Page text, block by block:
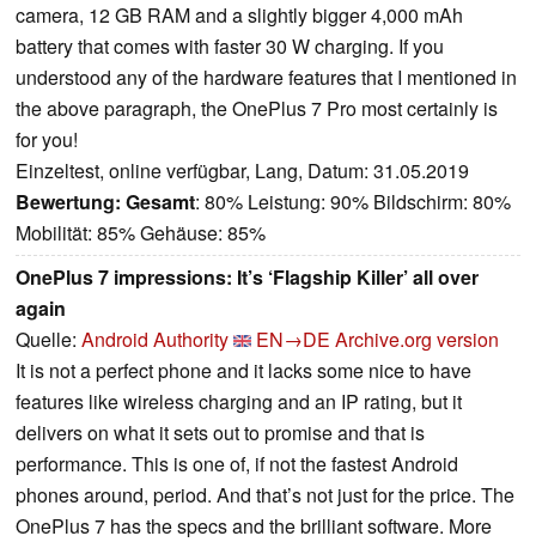
camera, 12 GB RAM and a slightly bigger 4,000 mAh
battery that comes with faster 30 W charging. If you
understood any of the hardware features that I mentioned in
the above paragraph, the OnePlus 7 Pro most certainly is
for you!
Einzeltest, online verfügbar, Lang, Datum: 31.05.2019
Bewertung: Gesamt: 80% Leistung: 90% Bildschirm: 80%
Mobilität: 85% Gehäuse: 85%
OnePlus 7 impressions: It’s ‘Flagship Killer’ all over
again
Quelle: Android Authority EN→DE Archive.org version
It is not a perfect phone and it lacks some nice to have
features like wireless charging and an IP rating, but it
delivers on what it sets out to promise and that is
performance. This is one of, if not the fastest Android
phones around, period. And that’s not just for the price. The
OnePlus 7 has the specs and the brilliant software. More